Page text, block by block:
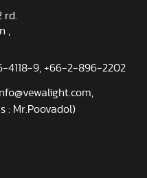
,
4118-9 +66-2-896-2202
: Mr.Poovadol)